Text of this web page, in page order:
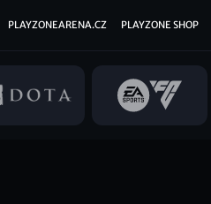
PLAYZONEARENA.CZ PLAYZONE SHOP